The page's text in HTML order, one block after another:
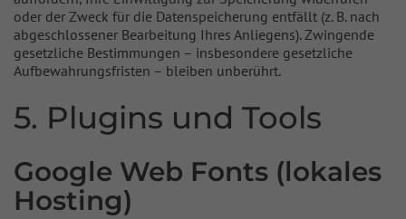
oder der Zweck für die Datenspeicherung entfällt (z. B. nach
abgeschlossener Bearbeitung Ihres Anliegens). Zwingende
gesetzliche Bestimmungen – insbesondere gesetzliche
Aufbewahrungsfristen – bleiben unberührt.
5. Plugins und Tools
Google Web Fonts (lokales
Hosting)